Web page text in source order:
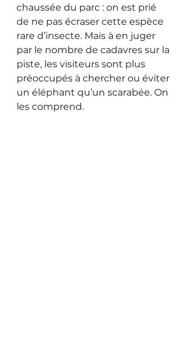
chaussée du parc : on est prié
de ne pas écraser cette espèce
rare d’insecte. Mais à en juger
par le nombre de cadavres sur la
piste, les visiteurs sont plus
préoccupés à chercher ou éviter
un éléphant qu’un scarabée. On
les comprend.